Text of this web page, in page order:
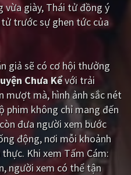
Trung Quốc - Hồng Kông
Việt Nam
vừa giày, Thái tử đồng ý
trước sự ghen tức của
giả sẽ có cơ hội thưởng
Chưa Kểvới trải
mượt mà, hình ảnh sắc nét
phim không chỉ mang đến
đưa người xem bước
động, nơi mỗi khoảnh
Khi xem Tấm Cám:
người xem có thể tận